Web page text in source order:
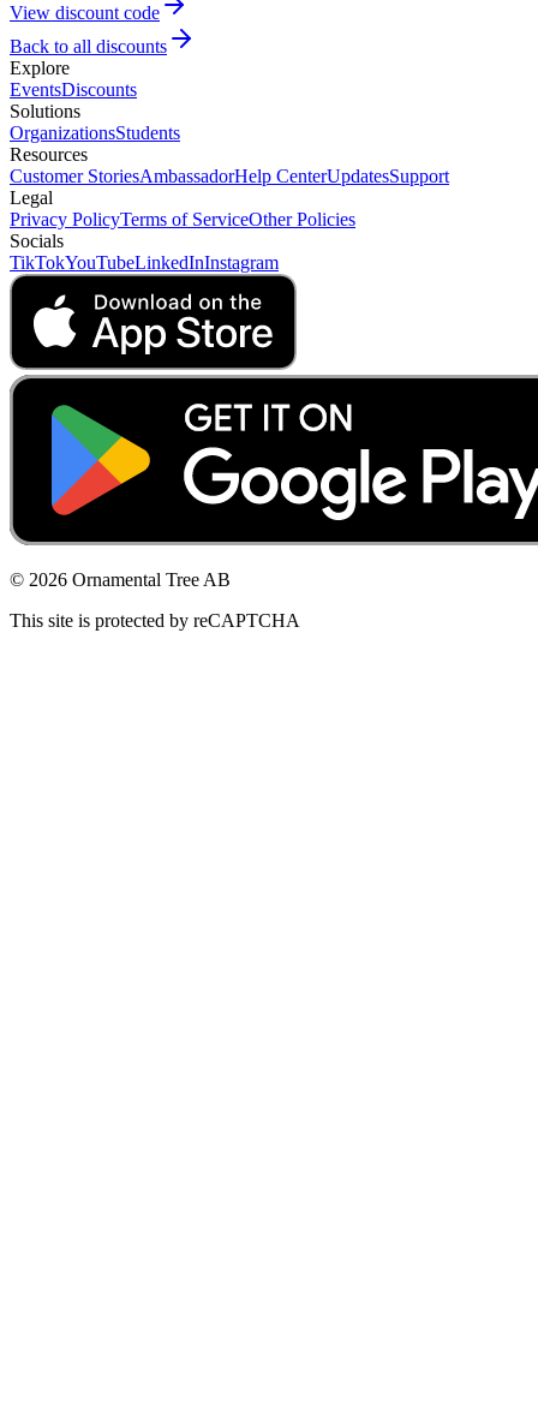
View discount code
Back to all discounts
Explore
EventsDiscounts
Solutions
OrganizationsStudents
Resources
Customer StoriesAmbassadorHelp CenterUpdatesSupport
Legal
Privacy PolicyTerms of ServiceOther Policies
Socials
TikTokYouTubeLinkedInInstagram
© 2026 Ornamental Tree AB
This site is protected by reCAPTCHA